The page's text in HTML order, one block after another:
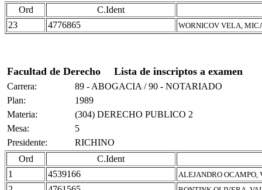
Ord
C.Ident
23
4776865 WORNICOV VELA,
Facultad de Derecho Lista de inscriptos a examen
Carrera:
89 - ABOGACIA / 90 - NOTARIADO
Plan:
1989
Materia:
(304) DERECHO PUBLICO 2
Mesa:
5
Presidente:
RICHINO
Ord
C.Ident
1
4539166 ALEJANDRO OCAMPO,